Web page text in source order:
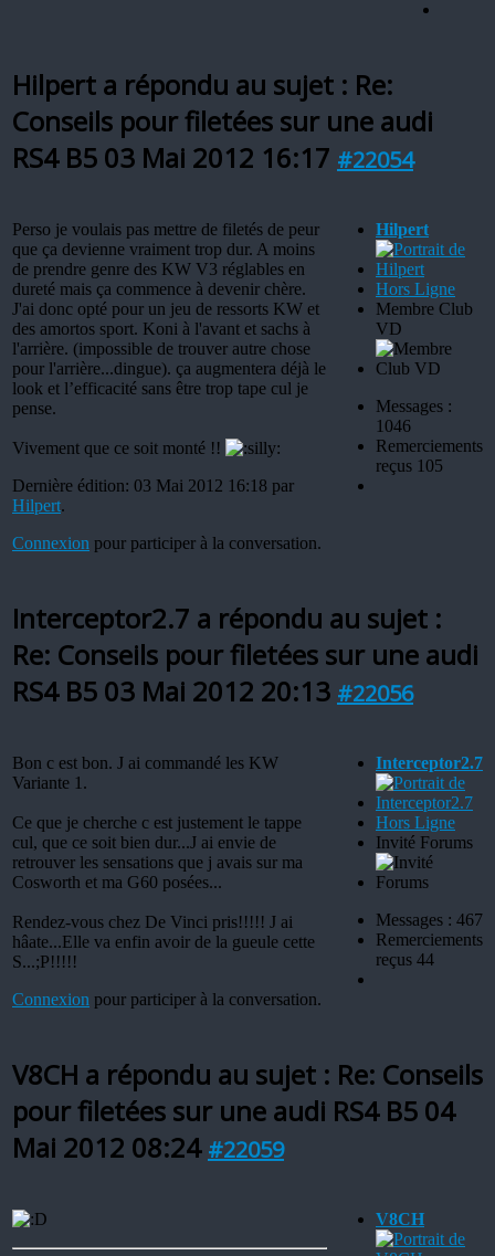
Hilpert a répondu au sujet : Re:
Conseils pour filetées sur une audi
RS4 B5 03 Mai 2012 16:17 #22054
Perso je voulais pas mettre de filetés de peur
que ça devienne vraiment trop dur. A moins
de prendre genre des KW V3 réglables en
dureté mais ça commence à devenir chère.
J'ai donc opté pour un jeu de ressorts KW et
des amortos sport. Koni à l'avant et sachs à
l'arrière. (impossible de trouver autre chose
pour l'arrière...dingue). ça augmentera déjà le
look et l’efficacité sans être trop tape cul je
pense.
Vivement que ce soit monté !!
Dernière édition: 03 Mai 2012 16:18 par
Hilpert.
Connexion pour participer à la conversation.
Hilpert
Hors Ligne
Membre Club
VD
Messages :
1046
Remerciements
reçus 105
Interceptor2.7 a répondu au sujet :
Re: Conseils pour filetées sur une audi
RS4 B5 03 Mai 2012 20:13 #22056
Bon c est bon. J ai commandé les KW
Variante 1.
Ce que je cherche c est justement le tappe
cul, que ce soit bien dur...J ai envie de
retrouver les sensations que j avais sur ma
Cosworth et ma G60 posées...
Rendez-vous chez De Vinci pris!!!!! J ai
hâate...Elle va enfin avoir de la gueule cette
S...;P!!!!!
Connexion pour participer à la conversation.
Interceptor2.7
Hors Ligne
Invité Forums
Messages : 467
Remerciements
reçus 44
V8CH a répondu au sujet : Re: Conseils
pour filetées sur une audi RS4 B5 04
Mai 2012 08:24 #22059
V8CH